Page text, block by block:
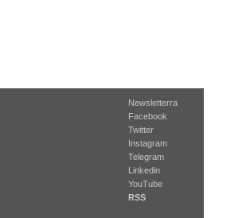
Newsletterra
Facebook
Twitter
Instagram
Telegram
Linkedin
YouTube
RSS